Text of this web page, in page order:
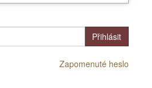
Přihlásit
Zapomenuté heslo